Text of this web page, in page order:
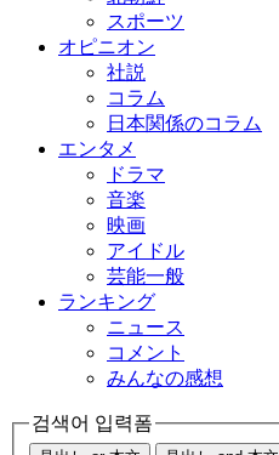
スポーツ
オピニオン
社説
コラム
日本関係のコラム
エンタメ
ドラマ
音楽
映画
アイドル
芸能一般
ランキング
ニュース
コメント
みんなの感想
검색어 입력폼